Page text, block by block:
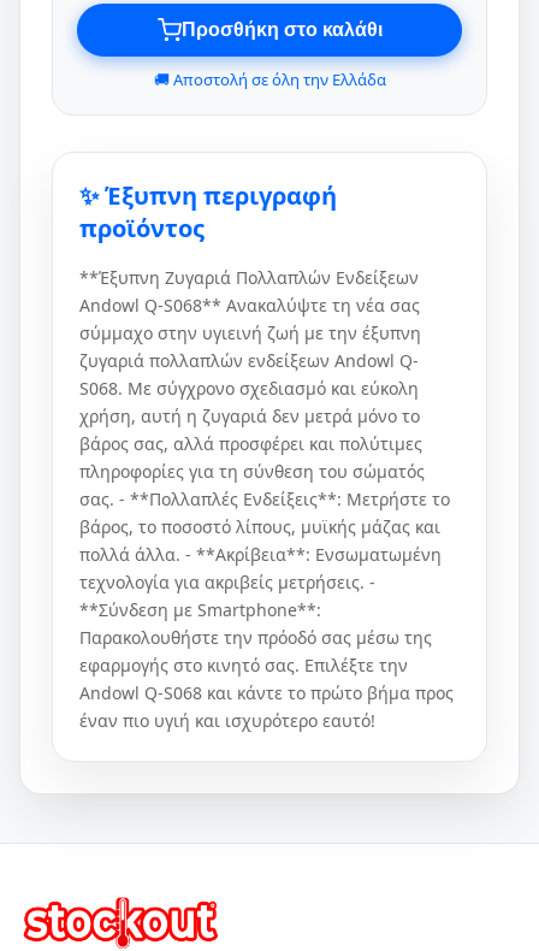
Προσθήκη στο καλάθι
🚚 Αποστολή σε όλη την Ελλάδα
✨ Έξυπνη περιγραφή
προϊόντος
**Έξυπνη Ζυγαριά Πολλαπλών Ενδείξεων
Andowl Q-S068** Ανακαλύψτε τη νέα σας
σύμμαχο στην υγιεινή ζωή με την έξυπνη
ζυγαριά πολλαπλών ενδείξεων Andowl Q-
S068. Με σύγχρονο σχεδιασμό και εύκολη
χρήση, αυτή η ζυγαριά δεν μετρά μόνο το
βάρος σας, αλλά προσφέρει και πολύτιμες
πληροφορίες για τη σύνθεση του σώματός
σας. - **Πολλαπλές Ενδείξεις**: Μετρήστε το
βάρος, το ποσοστό λίπους, μυϊκής μάζας και
πολλά άλλα. - **Ακρίβεια**: Ενσωματωμένη
τεχνολογία για ακριβείς μετρήσεις. -
**Σύνδεση με Smartphone**:
Παρακολουθήστε την πρόοδό σας μέσω της
εφαρμογής στο κινητό σας. Επιλέξτε την
Andowl Q-S068 και κάντε το πρώτο βήμα προς
έναν πιο υγιή και ισχυρότερο εαυτό!